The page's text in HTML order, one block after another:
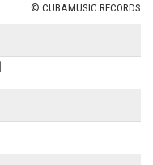
© CUBAMUSIC RECORDS